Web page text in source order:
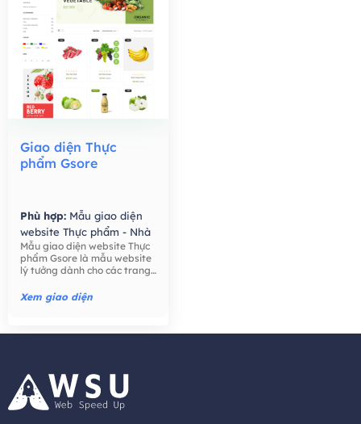
Giao diện Thực
phẩm Gsore
Phù hợp: Mẫu giao diện
website Thực phẩm - Nhà
Hàng,Mẫu giao diện
website Bán hàng -
Thương mại điện tử,
Mẫu giao diện website Thực
phẩm Gsore là mẫu website
lý tưởng dành cho các trang
phẩm, công ty thực phẩm,
thực phẩm hữu cơ, nước ép
trái cây, ..
Xem giao diện